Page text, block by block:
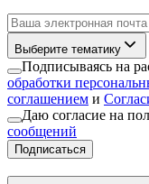
Выберите тематику
Подписываясь на
обработки
соглашением и
Даю согласие на
сообщений
Подписаться